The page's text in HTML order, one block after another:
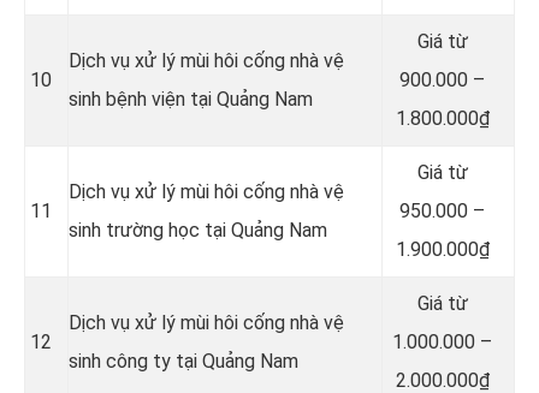
10
Dịch vụ xử lý mùi hôi cống nhà vệ
sinh bệnh viện tại Quảng Nam
Giá từ
900.000 –
1.800.000₫
11
Dịch vụ xử lý mùi hôi cống nhà vệ
sinh trường học tại Quảng Nam
Giá từ
950.000 –
1.900.000₫
12
Dịch vụ xử lý mùi hôi cống nhà vệ
sinh công ty tại Quảng Nam
Giá từ
1.000.000 –
2.000.000₫